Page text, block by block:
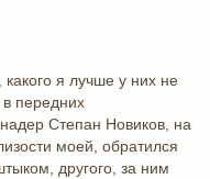
я лучше у них не
передних
Степан Новиков, на
моей, обратился
другого, за ним